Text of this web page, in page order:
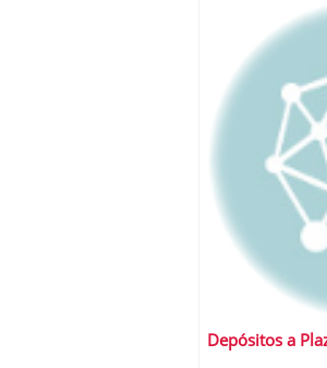
Depósitos a